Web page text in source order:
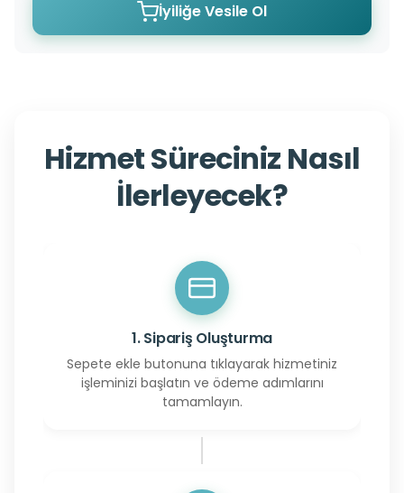
İyiliğe Vesile Ol
Hizmet Süreciniz Nasıl
İlerleyecek?
1. Sipariş Oluşturma
Sepete ekle butonuna tıklayarak hizmetiniz
işleminizi başlatın ve ödeme adımlarını
tamamlayın.